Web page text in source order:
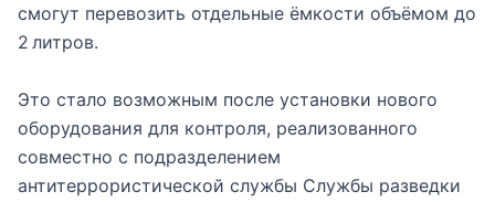
смогут перевозить отдельные ёмкости объёмом до
2 литров.
Это стало возможным после установки нового
оборудования для контроля, реализованного
совместно с подразделением
антитеррористической службы Службы разведки